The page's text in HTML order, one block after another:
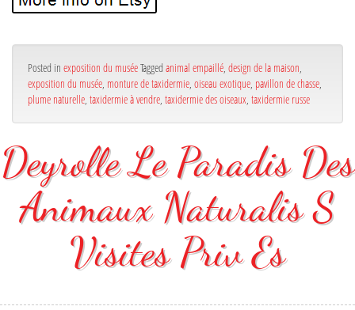
Posted in exposition du muséeTagged animal empaillé, design de la maison,
exposition du musée, monture de taxidermie, oiseau exotique, pavillon de chasse,
plume naturelle, taxidermie à vendre, taxidermie des oiseaux, taxidermie russe
Deyrolle Le Paradis Des
Animaux Naturalis S
Visites Priv Es